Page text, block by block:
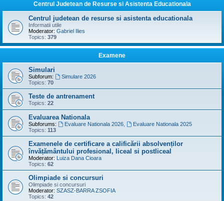
Centrul Judetean de Resurse si Asistenta Educationala
Centrul judetean de resurse si asistenta educationala
Informatii utile
Moderator: Gabriel Ilies
Topics: 379
Examene
Simulari
Subforum:
Simulare 2026
Topics: 70
Teste de antrenament
Topics: 22
Evaluarea Nationala
Subforums: Evaluare Nationala 2026,
Evaluare Nationala 2025
Topics: 113
Examenele de certificare a calificării absolvenților
învățământului profesional, liceal si postliceal
Moderator: Luiza Dana Cioara
Topics: 62
Olimpiade si concursuri
Olimpiade si concursuri
Moderator: SZASZ-BARRA ZSOFIA
Topics: 42